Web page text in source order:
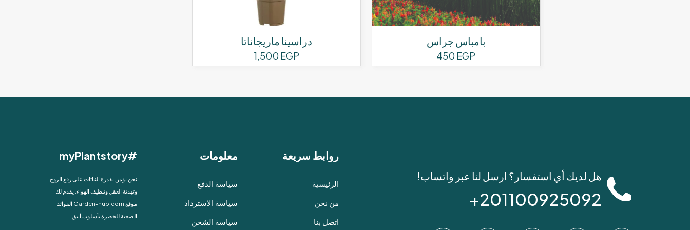
بامباس جراس
450 EGP
دراسينا ماريجاناتا
1,500 EGP
هل لديك أي استفسار؟ ارسل لنا عبر واتساب!
201100925092+
روابط سريعة
الرئيسية
من نحن
اتصل بنا
معلومات
سياسة الدفع
سياسة الاسترداد
سياسة الشحن
#myPlantstory
نحن نؤمن بقدرة النباتات على رفع الروح
وتهدئة العقل وتنظيف الهواء. يقدم لك
موقع Garden-hub.com الفوائد
الصحية للخضرة بأسلوب أنيق.